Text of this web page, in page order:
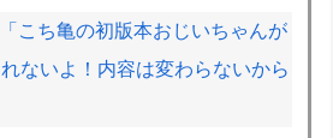
こち亀の初版本おじいちゃんが
ないよ！内容は変わらないから